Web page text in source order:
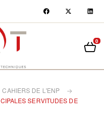
0
CAHIERS DE L'ENP
SERVITUDES DE